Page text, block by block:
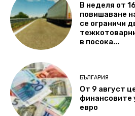
В неделя от
повишаване
се ограничи
в посока...
БЪЛГАРИЯ
От 9 август
финансовите
евро